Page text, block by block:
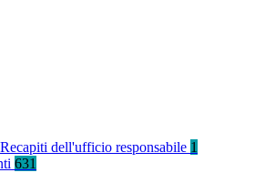
Recapiti dell'ufficio responsabile 1
631